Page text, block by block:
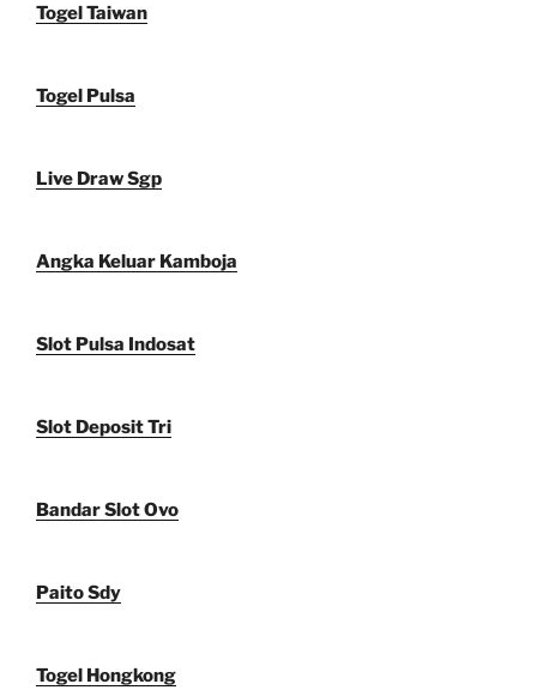
Togel Taiwan
Togel Pulsa
Live Draw Sgp
Angka Keluar Kamboja
Slot Pulsa Indosat
Slot Deposit Tri
Bandar Slot Ovo
Paito Sdy
Togel Hongkong